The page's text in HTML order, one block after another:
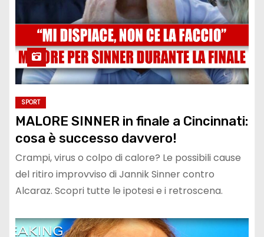
SPORT
MALORE SINNER in finale a Cincinnati:
cosa è successo davvero!
Crampi, virus o colpo di calore? Le possibili cause
del ritiro improvviso di Jannik Sinner contro
Alcaraz. Scopri tutte le ipotesi e i retroscena.